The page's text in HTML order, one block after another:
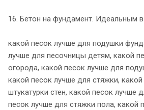
16. Бетон на фундамент. Идеальным
какой песок лучше для подушки
лучше для песочницы детям, какой
огорода, какой песок лучше для
какой песок лучше для стяжки,
штукатурки стен, какой песок лучше
песок лучше для стяжки пола, какой